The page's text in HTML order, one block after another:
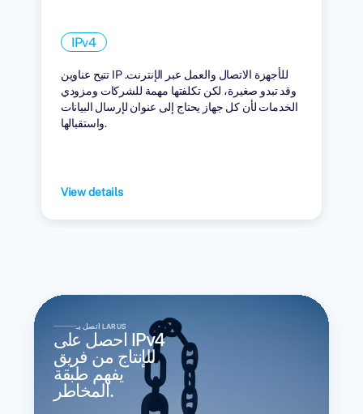
IPv4
تتيح عناوين IP للأجهزة الاتصال والعمل عبر الإنترنت.
وقد تبدو صغيرة، لكن تكلفتها مهمة للشركات ومزودي
الخدمات لأن كل جهاز يحتاج إلى عنوان لإرسال البيانات
واستقبالها.
View details
اتصل بـ LARUS
احصل على IPv4
للإنتاج من فريق
يفهم طبقة
المخاطر.